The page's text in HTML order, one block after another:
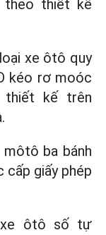
thiết kế
xe ôtô quy
kéo rơ moóc
kế trên
ba bánh
giấy phép
xe ôtô số tự